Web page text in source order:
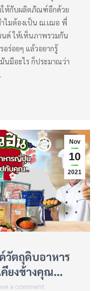
ให้กับผลิตภัณฑ์อีกด้วย
ไมต้องเป็น ฌ.เฌอ พี่
ด์ ให้เห็นภาพรวมกัน
ร่อยๆ แล้วอยากรู้
นมีอะไร ก็ประมาณว่า
Nov
10
2021
วัตถุดิบอาหาร
ยงข้างคุณ…
a comment